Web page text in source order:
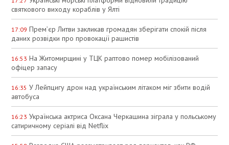
святкового виходу кораблів у Ялті
17:09 Прем’єр Литви закликав громадян зберігати спокій після
даних розвідки про провокації рашистів
16:53 На Житомирщині у ТЦК раптово помер мобілізований
офіцер запасу
16:35 У Лейпцигу дрон над українським літаком міг збити водій
автобуса
16:23 Українська актриса Оксана Черкашина зіграла у польському
сатиричному серіалі від Netflix